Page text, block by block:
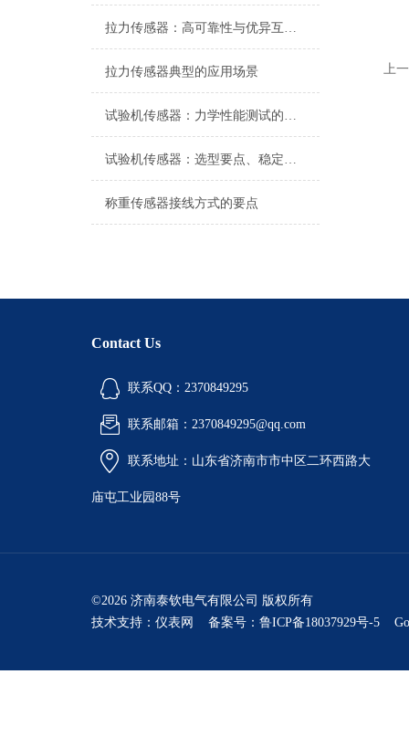
拉力传感器：高可靠性与优异互换性的技术解析
拉力传感器典型的应用场景
试验机传感器：力学性能测试的核心组件解析
试验机传感器：选型要点、稳定性及分类详解
称重传感器接线方式的要点
上
Contact Us
联系QQ：2370849295
联系邮箱：2370849295@qq.com
联系地址：山东省济南市市中区二环西路大
庙屯工业园88号
©2026 济南泰钦电气有限公司 版权所有
技术支持： 仪表网 备案号：鲁ICP备18037929号-5